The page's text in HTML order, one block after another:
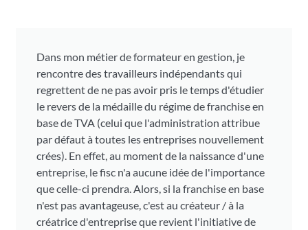
Dans mon métier de formateur en gestion, je
rencontre des travailleurs indépendants qui
regrettent de ne pas avoir pris le temps d'étudier
le revers de la médaille du régime de franchise en
base de TVA (celui que l'administration attribue
par défaut à toutes les entreprises nouvellement
crées). En effet, au moment de la naissance d'une
entreprise, le fisc n'a aucune idée de l'importance
que celle-ci prendra. Alors, si la franchise en base
n'est pas avantageuse, c'est au créateur / à la
créatrice d'entreprise que revient l'initiative de